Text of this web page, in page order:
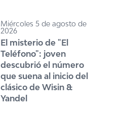
Miércoles 5 de agosto de
2026
El misterio de "El
Teléfono": joven
descubrió el número
que suena al inicio del
clásico de Wisin &
Yandel